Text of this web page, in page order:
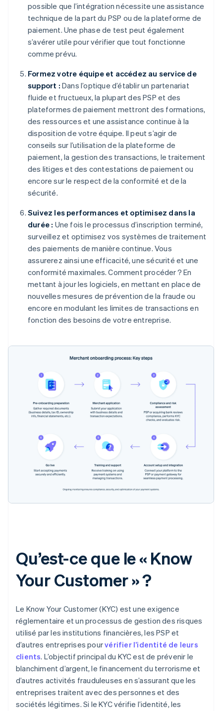
possible que l’intégration nécessite une assistance
technique de la part du PSP ou de la plateforme de
paiement. Une phase de test peut également
s’avérer utile pour vérifier que tout fonctionne
comme prévu.
Formez votre équipe et accédez au service de
support : Dans l’optique d’établir un partenariat
fluide et fructueux, la plupart des PSP et des
plateformes de paiement mettront des formations,
des ressources et une assistance continue à la
disposition de votre équipe. Il peut s’agir de
conseils sur l’utilisation de la plateforme de
paiement, la gestion des transactions, le traitement
des litiges et des contestations de paiement ou
encore sur le respect de la conformité et de la
sécurité.
Suivez les performances et optimisez dans la
durée : Une fois le processus d’inscription terminé,
surveillez et optimisez vos systèmes de traitement
des paiements de manière continue. Vous
assurerez ainsi une efficacité, une sécurité et une
conformité maximales. Comment procéder ? En
mettant à jour les logiciels, en mettant en place de
nouvelles mesures de prévention de la fraude ou
encore en modulant les limites de transactions en
fonction des besoins de votre entreprise.
Qu’est-ce que le « Know
Your Customer » ?
Le Know Your Customer (KYC) est une exigence
réglementaire et un processus de gestion des risques
utilisé par les institutions financières, les PSP et
d’autres entreprises pourvérifier l’identité de leurs
clients. L’objectif principal du KYC est de prévenir le
blanchiment d’argent, le financement du terrorisme et
d’autres activités frauduleuses en s’assurant que les
entreprises traitent avec des personnes et des
sociétés légitimes. Si le KYC vérifie l’identité, les